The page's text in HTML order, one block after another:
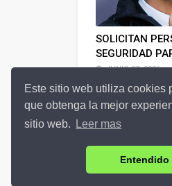
Este sitio web utiliza cookies
que obtenga la mejor
sitio web.
Leer mas
Entendido
SOLICITAN
SEGURIDAD
JUNIO 07, 2026
© 2018 Zona-